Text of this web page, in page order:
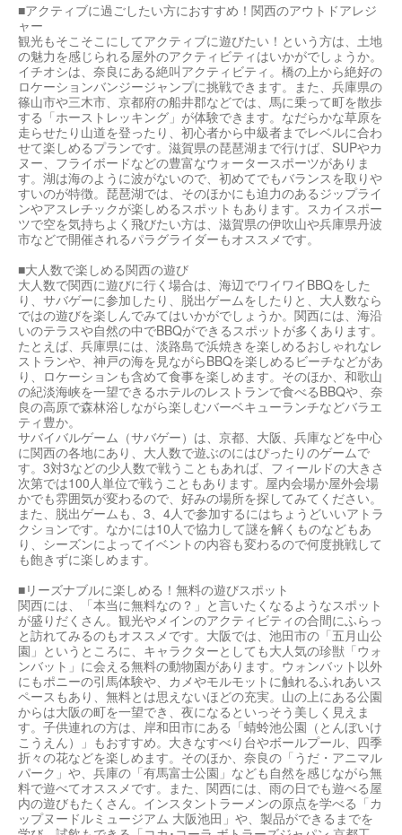
■アクティブに過ごしたい方におすすめ！関西のアウトドアレジ
ャー
観光もそこそこにしてアクティブに遊びたい！という方は、土地
の魅力を感じられる屋外のアクティビティはいかがでしょうか。
イチオシは、奈良にある絶叫アクティビティ。橋の上から絶好の
ロケーションバンジージャンプに挑戦できます。また、兵庫県の
篠山市や三木市、京都府の船井郡などでは、馬に乗って町を散歩
する「ホーストレッキング」が体験できます。なだらかな草原を
走らせたり山道を登ったり、初心者から中級者までレベルに合わ
せて楽しめるプランです。滋賀県の琵琶湖まで行けば、SUPやカ
ヌー、フライボードなどの豊富なウォータースポーツがありま
す。湖は海のように波がないので、初めてでもバランスを取りや
すいのが特徴。琵琶湖では、そのほかにも迫力のあるジップライ
ンやアスレチックが楽しめるスポットもあります。スカイスポー
ツで空を気持ちよく飛びたい方は、滋賀県の伊吹山や兵庫県丹波
市などで開催されるパラグライダーもオススメです。
■大人数で楽しめる関西の遊び
大人数で関西に遊びに行く場合は、海辺でワイワイBBQをした
り、サバゲーに参加したり、脱出ゲームをしたりと、大人数なら
ではの遊びを楽しんでみてはいかがでしょうか。関西には、海沿
いのテラスや自然の中でBBQができるスポットが多くあります。
たとえば、兵庫県には、淡路島で浜焼きを楽しめるおしゃれなレ
ストランや、神戸の海を見ながらBBQを楽しめるビーチなどがあ
り、ロケーションも含めて食事を楽しめます。そのほか、和歌山
の紀淡海峡を一望できるホテルのレストランで食べるBBQや、奈
良の高原で森林浴しながら楽しむバーベキューランチなどバラエ
ティ豊か。
サバイバルゲーム（サバゲー）は、京都、大阪、兵庫などを中心
に関西の各地にあり、大人数で遊ぶのにはぴったりのゲームで
す。3対3などの少人数で戦うこともあれば、フィールドの大きさ
次第では100人単位で戦うこともあります。屋内会場か屋外会場
かでも雰囲気が変わるので、好みの場所を探してみてください。
また、脱出ゲームも、3、4人で参加するにはちょうどいいアトラ
クションです。なかには10人で協力して謎を解くものなどもあ
り、シーズンによってイベントの内容も変わるので何度挑戦して
も飽きずに楽しめます。
■リーズナブルに楽しめる！無料の遊びスポット
関西には、「本当に無料なの？」と言いたくなるようなスポット
が盛りだくさん。観光やメインのアクティビティの合間にふらっ
と訪れてみるのもオススメです。大阪では、池田市の「五月山公
園」というところに、キャラクターとしても大人気の珍獣「ウォ
ンバット」に会える無料の動物園があります。ウォンバット以外
にもポニーの引馬体験や、カメやモルモットに触れるふれあいス
ペースもあり、無料とは思えないほどの充実。山の上にある公園
からは大阪の町を一望でき、夜になるといっそう美しく見えま
す。子供連れの方は、岸和田市にある「蜻蛉池公園（とんぼいけ
こうえん）」もおすすめ。大きなすべり台やボールプール、四季
折々の花などを楽しめます。そのほか、奈良の「うだ・アニマル
パーク」や、兵庫の「有馬富士公園」なども自然を感じながら無
料で遊べてオススメです。また、関西には、雨の日でも遊べる屋
内の遊びもたくさん。インスタントラーメンの原点を学べる「カ
ップヌードルミュージアム 大阪池田」や、製品ができるまでを